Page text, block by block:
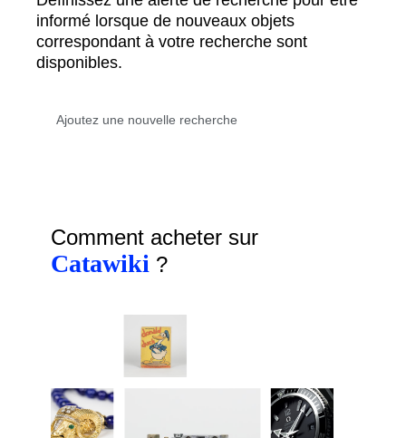
informé lorsque de nouveaux objets
correspondant à votre recherche sont
disponibles.
Comment acheter sur
Catawiki ?